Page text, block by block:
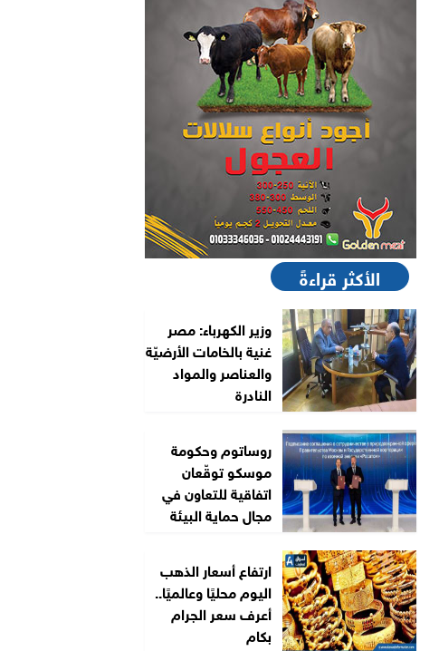
الأكثر قراءةً
وزير الكهرباء: مصر
غنية بالخامات الأرضيّة
والعناصر والمواد
النادرة
روساتوم وحكومة
موسكو توقّعان
اتفاقية للتعاون في
مجال حماية البيئة
ارتفاع أسعار الذهب
اليوم محليًا وعالميًا..
أعرف سعر الجرام
بكام